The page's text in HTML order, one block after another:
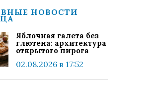
НОВОСТИ
Яблочная галета без
глютена: архитектура
открытого пирога
02.08.2026 в 17:52